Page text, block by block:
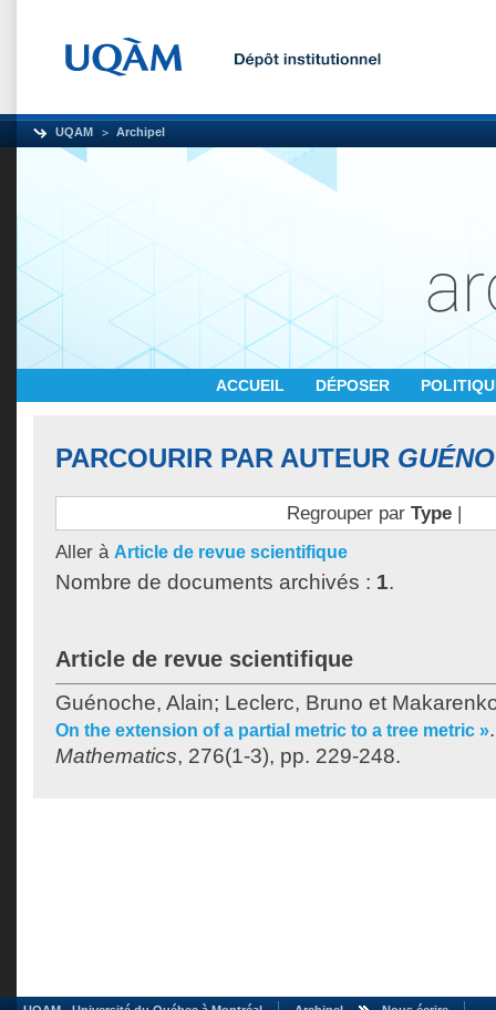
UQAM Archipel
ACCUEIL DÉPOSER
PARCOURIR PAR AUTEUR
Regrouper par Type|
Aller à Article de revue scientifique
Nombre de documents archivés : 1.
Article de revue scientifique
Guénoche, Alain; Leclerc, Bruno et
On the extension of a partial metric to a tree metric »
Mathematics, 276(1-3), pp. 229-248.